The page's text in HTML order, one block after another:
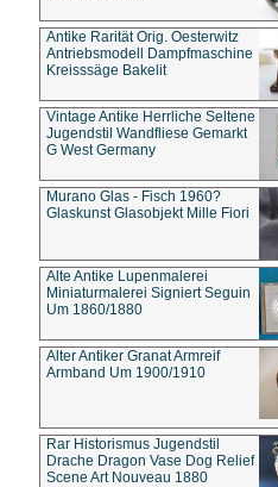
Antike Rarität Orig. Oesterwitz
Antriebsmodell Dampfmaschine
Kreisssäge Bakelit
Vintage Antike Herrliche Seltene
Jugendstil Wandfliese Gemarkt
G West Germany
Murano Glas - Fisch 1960?
Glaskunst Glasobjekt Mille Fiori
Alte Antike Lupenmalerei
Miniaturmalerei Signiert Seguin
Um 1860/1880
Alter Antiker Granat Armreif
Armband Um 1900/1910
Rar Historismus Jugendstil
Drache Dragon Vase Dog Relief
Scene Art Nouveau 1880